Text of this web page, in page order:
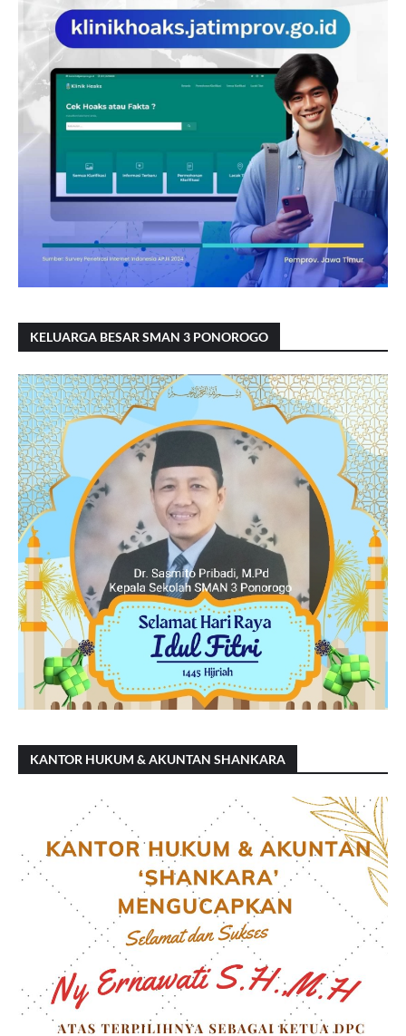
KELUARGA BESAR SMAN 3 PONOROGO
KANTOR HUKUM & AKUNTAN SHANKARA